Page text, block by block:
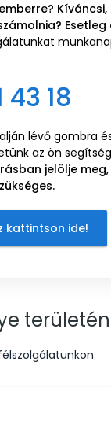
43 18
lévő gombra
az ön
jelölje
kattintson ide!